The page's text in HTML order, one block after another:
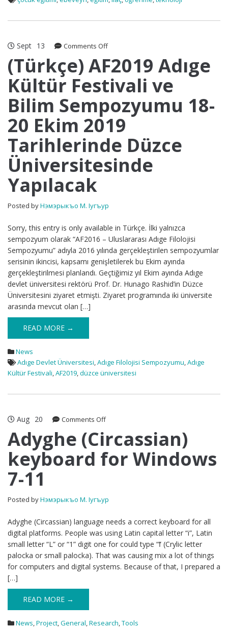
Sept 13 Comments Offon
AF2019
Adıge
Kültür
ve
Bilim
Sempozyumu
18-
20
Ekim
2019
Üniversitesinde
(Türkçe) AF2019 Adıge
Kültür Festivali ve
Bilim Sempozyumu 18-
20 Ekim 2019
Tarihlerinde Düzce
Üniversitesinde
Yapılacak
Posted byНэмэрыкъо М. Iугъур
Sorry, this entry is only available in Türkçe. İlki yalnızca
sempozyum olarak “AF2016 – Uluslararası Adıge Filolojisi
Sempozyumu” adıyla 2016 yılında gerçekleştirilen sempozyumlar
serisinin ikincisi, kapsamı genişletilerek bu Ekim ayında
gerçekleştirilmesi planlandı. Geçtiğimiz yıl Ekim ayında Adıge
devlet üniversitesi rektörü Prof. Dr. Hunago Rashid’in Düzce
Üniversitesini ziyaret etmişti. Ziyaret programında iki üniversite
arasında mevcut olan […]
READ MORE →
News
Adıge Devlet Üniversitesi,Adıge Filolojisi Sempozyumu,Adıge
Kültür Festivali,AF2019,düzce üniversitesi
Aug 20 Comments Offon
(Circassian)
keyboard
for
Adyghe (Circassian)
keyboard for Windows
7-11
Posted byНэмэрыкъо М. Iугъур
Adyghe (Circassian) language needs a correct keyboard for all
digital platforms. People was using Latin capital letter “i”, Latin
small letter “L” or “1” digit one for could type “ӏ” (Crylic letter
palocka or small palocka). That was causing mix a lot of things
for computers and digital systems. Because of that, I prepared a
[…]
READ MORE →
News,Project,General,Research,Tools